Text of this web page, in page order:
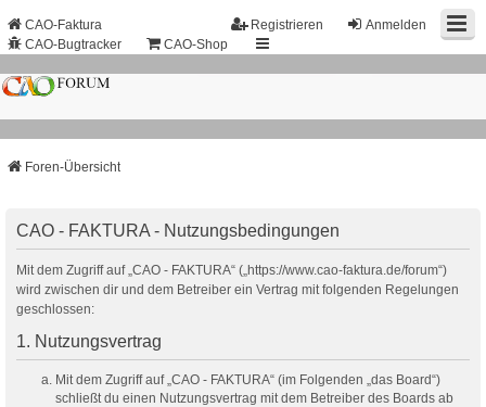
Anmelden
Registrieren
CAO-Faktura
CAO-Bugtracker
CAO-Shop
Foren-Übersicht
CAO - FAKTURA - Nutzungsbedingungen
Mit dem Zugriff auf „CAO - FAKTURA“ („https://www.cao-faktura.de/forum“)
wird zwischen dir und dem Betreiber ein Vertrag mit folgenden Regelungen
geschlossen:
1. Nutzungsvertrag
Mit dem Zugriff auf „CAO - FAKTURA“ (im Folgenden „das Board“)
schließt du einen Nutzungsvertrag mit dem Betreiber des Boards ab